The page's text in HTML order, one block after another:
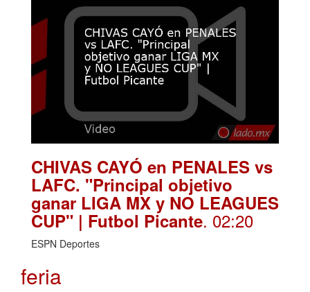
CHIVAS CAYÓ en PENALES vs
LAFC. "Principal objetivo
ganar LIGA MX y NO LEAGUES
CUP" | Futbol Picante. 02:20
ESPN Deportes
feria